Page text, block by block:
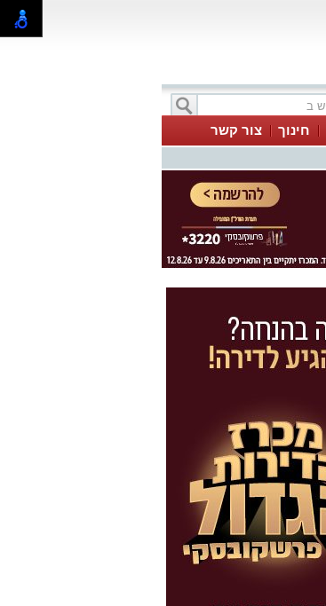
חינוך צור קשר